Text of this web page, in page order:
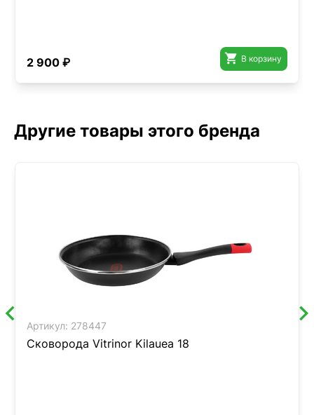
2 900 ₽  В корзину
Другие товары этого бренда
Артикул: 278447
Сковорода Vitrinor Kilauea 18